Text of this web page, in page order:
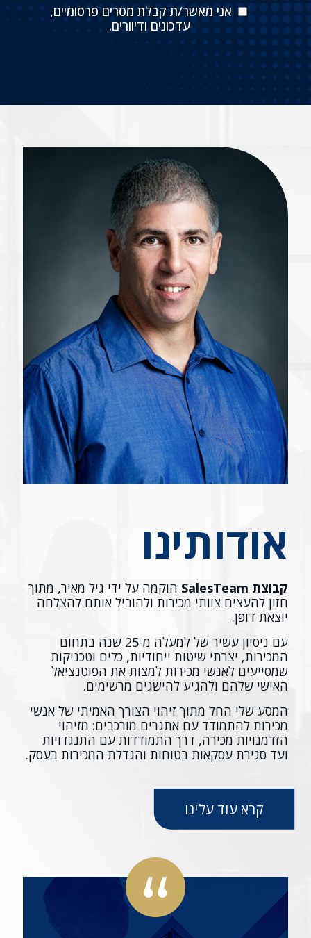
אני מאשר/ת קבלת מסרים פרסומיים,
עדכונים ודיוורים.
אודותינו
קבוצת SalesTeam
הוקמה על ידי גיל מאיר, מתוך
חזון להעצים צוותי מכירות ולהוביל אותם להצלחה
יוצאת דופן.
עם ניסיון עשיר של למעלה מ-25 שנה בתחום
המכירות, יצרתי שיטות ייחודיות, כלים וטכניקות
שמסייעים לאנשי מכירות למצות את הפוטנציאל
האישי שלהם ולהגיע להישגים מרשימים.
המסע שלי החל מתוך זיהוי הצורך האמיתי של אנשי
מכירות להתמודד עם אתגרים מורכבים: מזיהוי
הזדמנויות מכירה, דרך התמודדות עם התנגדויות
ועד סגירת עסקאות בטוחות והגדלת המכירות בעסק.
קרא עוד עלינו